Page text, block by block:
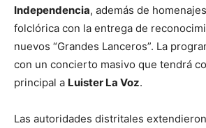
Independencia, además de
folclórica con la entrega de
nuevos “Grandes Lanceros”. La
con un concierto masivo que tendrá
principal a Luister La Voz.
Las autoridades distritales